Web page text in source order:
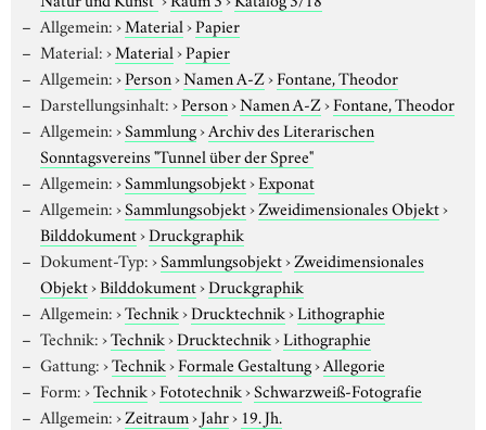
Allgemein:›Material›Papier
Material:›Material›Papier
Allgemein:›Person›Namen A-Z›Fontane, Theodor
Darstellungsinhalt:›Person›Namen A-Z›Fontane, Theodor
Allgemein:›Sammlung›Archiv des Literarischen
Sonntagsvereins "Tunnel über der Spree"
Allgemein:›Sammlungsobjekt›Exponat
Allgemein:›Sammlungsobjekt›Zweidimensionales Objekt›
Bilddokument›Druckgraphik
Dokument-Typ:›Sammlungsobjekt›Zweidimensionales
Objekt›Bilddokument›Druckgraphik
Allgemein:›Technik›Drucktechnik›Lithographie
Technik:›Technik›Drucktechnik›Lithographie
Gattung:›Technik›Formale Gestaltung›Allegorie
Form:›Technik›Fototechnik›Schwarzweiß-Fotografie
Allgemein:›Zeitraum›Jahr› 19. Jh.